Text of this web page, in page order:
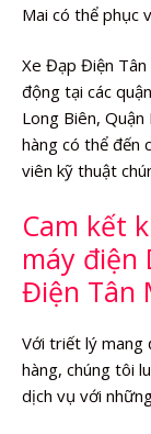
Mai có thể phục
Xe Đạp Điện
động tại các
Long Biên,
hàng có thể đến
viên kỹ thuật
Cam kết
máy điện
Điện Tân
Với triết lý mang
hàng, chúng tôi
dịch vụ với